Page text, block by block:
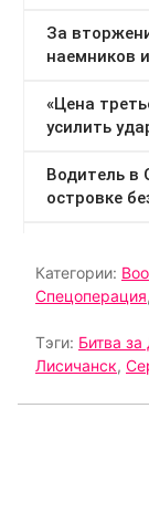
Категории:
Спецоперация,
Тэги: Битва
Лисичанск,